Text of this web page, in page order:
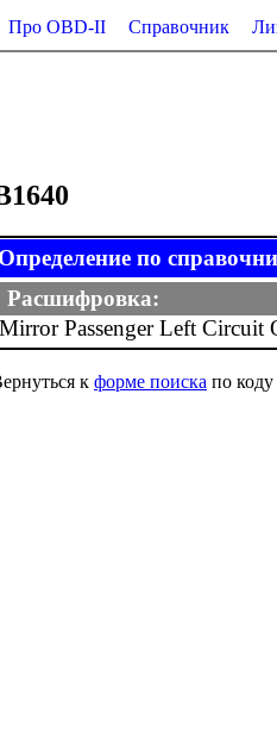
Про OBD-II Справочник
по
Расшифровка:
Mirror Passenger Left Circuit
к форме поиска по коду